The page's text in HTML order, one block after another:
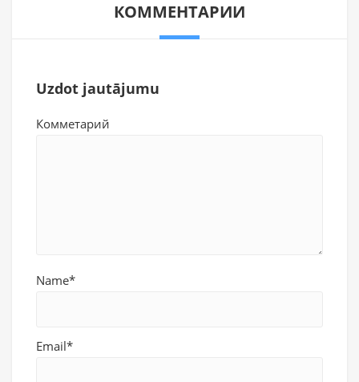
КОММЕНТАРИИ
Uzdot jautājumu
Комметарий
Name*
Email*